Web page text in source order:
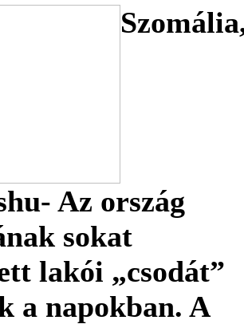
Az ország
sokat
lakói „csodát”
a napokban. A